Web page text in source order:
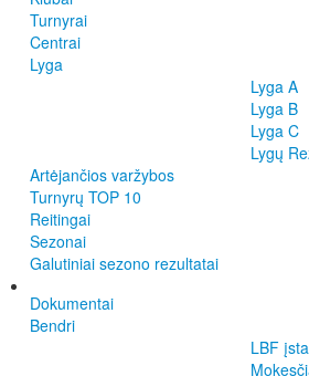
Turnyrai
Centrai
Lyga
Lyga A
Lyga B
Lyga C
Lygų
Artėjančios varžybos
Turnyrų TOP 10
Reitingai
Sezonai
Galutiniai sezono rezultatai
Dokumentai
Bendri
LBF